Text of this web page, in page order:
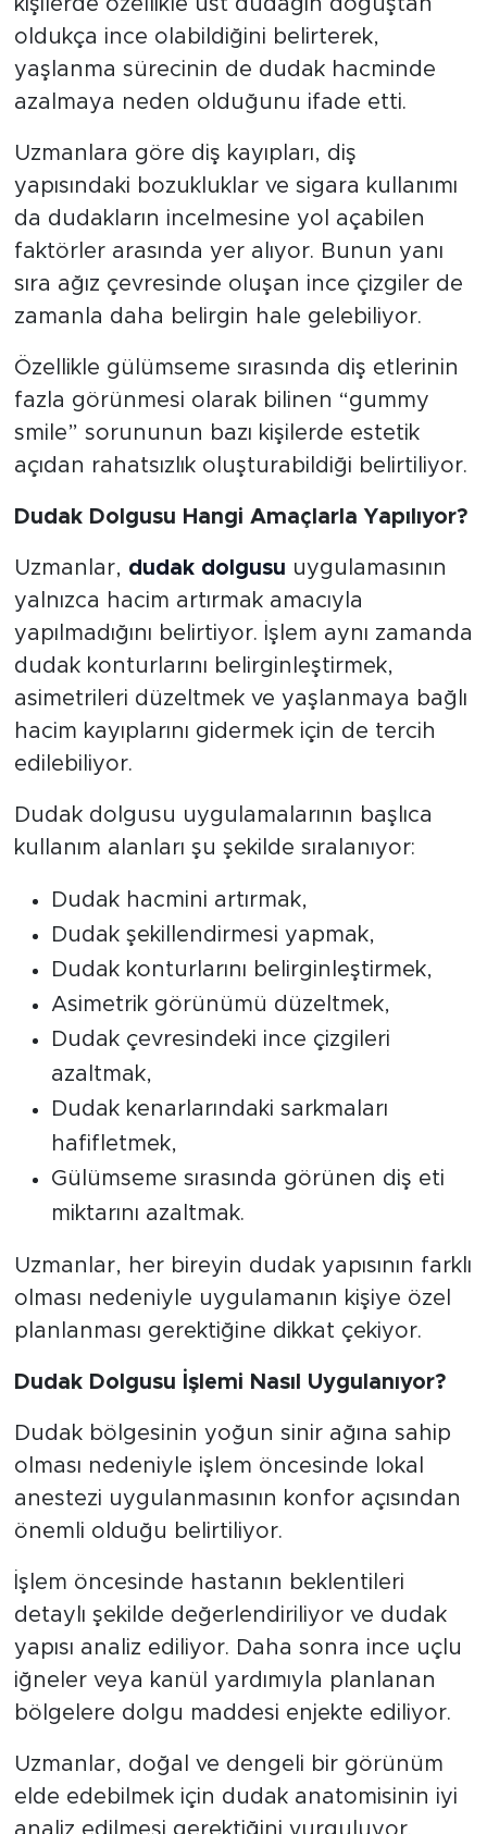
oldukça ince olabildiğini belirterek,
yaşlanma sürecinin de dudak hacminde
azalmaya neden olduğunu ifade etti.
Uzmanlara göre diş kayıpları, diş
yapısındaki bozukluklar ve sigara kullanımı
da dudakların incelmesine yol açabilen
faktörler arasında yer alıyor. Bunun yanı
sıra ağız çevresinde oluşan ince çizgiler de
zamanla daha belirgin hale gelebiliyor.
Özellikle gülümseme sırasında diş etlerinin
fazla görünmesi olarak bilinen “gummy
smile” sorununun bazı kişilerde estetik
açıdan rahatsızlık oluşturabildiği belirtiliyor.
Dudak Dolgusu Hangi Amaçlarla Yapılıyor?
Uzmanlar, dudak dolgusu uygulamasının
yalnızca hacim artırmak amacıyla
yapılmadığını belirtiyor. İşlem aynı zamanda
dudak konturlarını belirginleştirmek,
asimetrileri düzeltmek ve yaşlanmaya bağlı
hacim kayıplarını gidermek için de tercih
edilebiliyor.
Dudak dolgusu uygulamalarının başlıca
kullanım alanları şu şekilde sıralanıyor:
Dudak hacmini artırmak,
Dudak şekillendirmesi yapmak,
Dudak konturlarını belirginleştirmek,
Asimetrik görünümü düzeltmek,
Dudak çevresindeki ince çizgileri
azaltmak,
Dudak kenarlarındaki sarkmaları
hafifletmek,
Gülümseme sırasında görünen diş eti
miktarını azaltmak.
Uzmanlar, her bireyin dudak yapısının farklı
olması nedeniyle uygulamanın kişiye özel
planlanması gerektiğine dikkat çekiyor.
Dudak Dolgusu İşlemi Nasıl Uygulanıyor?
Dudak bölgesinin yoğun sinir ağına sahip
olması nedeniyle işlem öncesinde lokal
anestezi uygulanmasının konfor açısından
önemli olduğu belirtiliyor.
İşlem öncesinde hastanın beklentileri
detaylı şekilde değerlendiriliyor ve dudak
yapısı analiz ediliyor. Daha sonra ince uçlu
iğneler veya kanül yardımıyla planlanan
bölgelere dolgu maddesi enjekte ediliyor.
Uzmanlar, doğal ve dengeli bir görünüm
elde edebilmek için dudak anatomisinin iyi
analiz edilmesi gerektiğini vurguluyor.